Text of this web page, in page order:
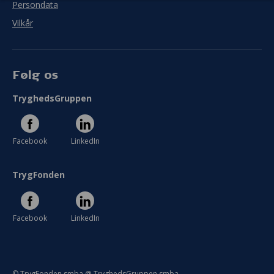
I meget ringe grad
Persondata
Vilkår
Følg os
TryghedsGruppen
Facebook LinkedIn
TrygFonden
Facebook LinkedIn